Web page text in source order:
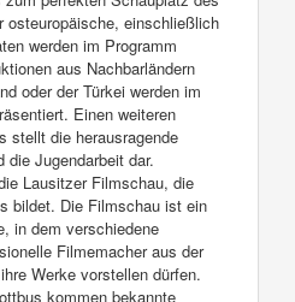
osteuropäische, einschließlich
werden im Programm
aus Nachbarländern
oder der Türkei werden im
Einen weiteren
stellt die herausragende
die Jugendarbeit dar.
Lausitzer Filmschau, die
bildet. Die Filmschau ist ein
in dem verschiedene
Filmemacher aus der
Werke vorstellen dürfen.
kommen bekannte